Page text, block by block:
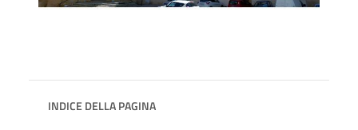
INDICE DELLA PAGINA